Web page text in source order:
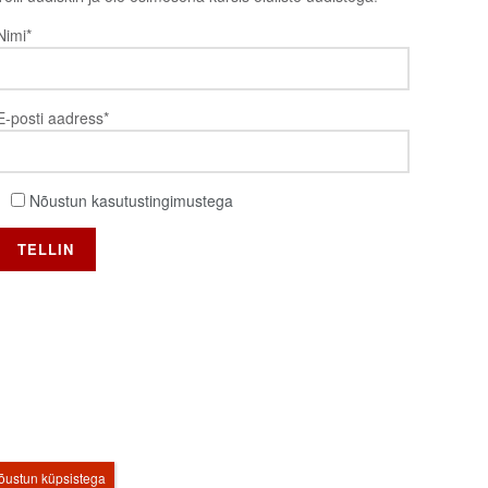
posti aadress*
Nõustun kasutustingimustega